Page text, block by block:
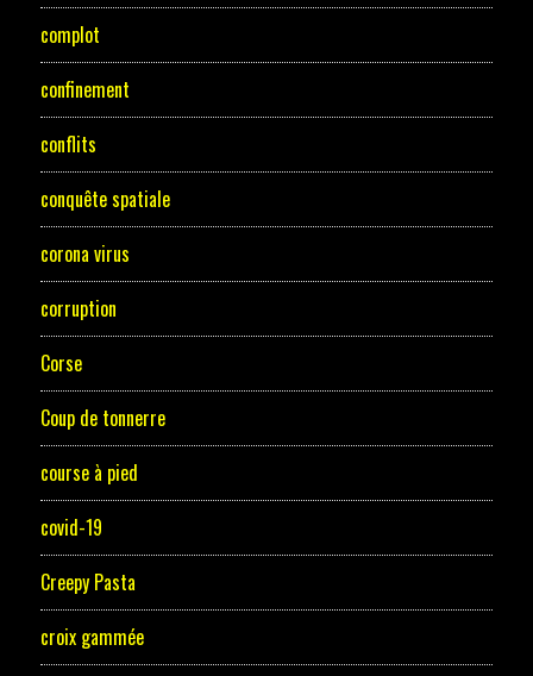
complot
confinement
conflits
conquête spatiale
corona virus
corruption
Corse
Coup de tonnerre
course à pied
covid-19
Creepy Pasta
croix gammée